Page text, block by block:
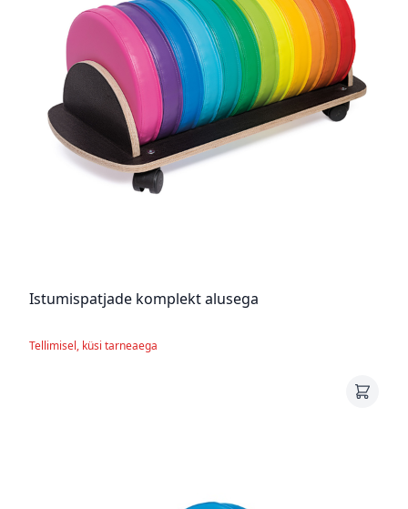
Istumispatjade komplekt alusega
Tellimisel, küsi tarneaega